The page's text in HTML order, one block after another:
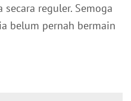
reguler. Semoga
belum pernah bermain